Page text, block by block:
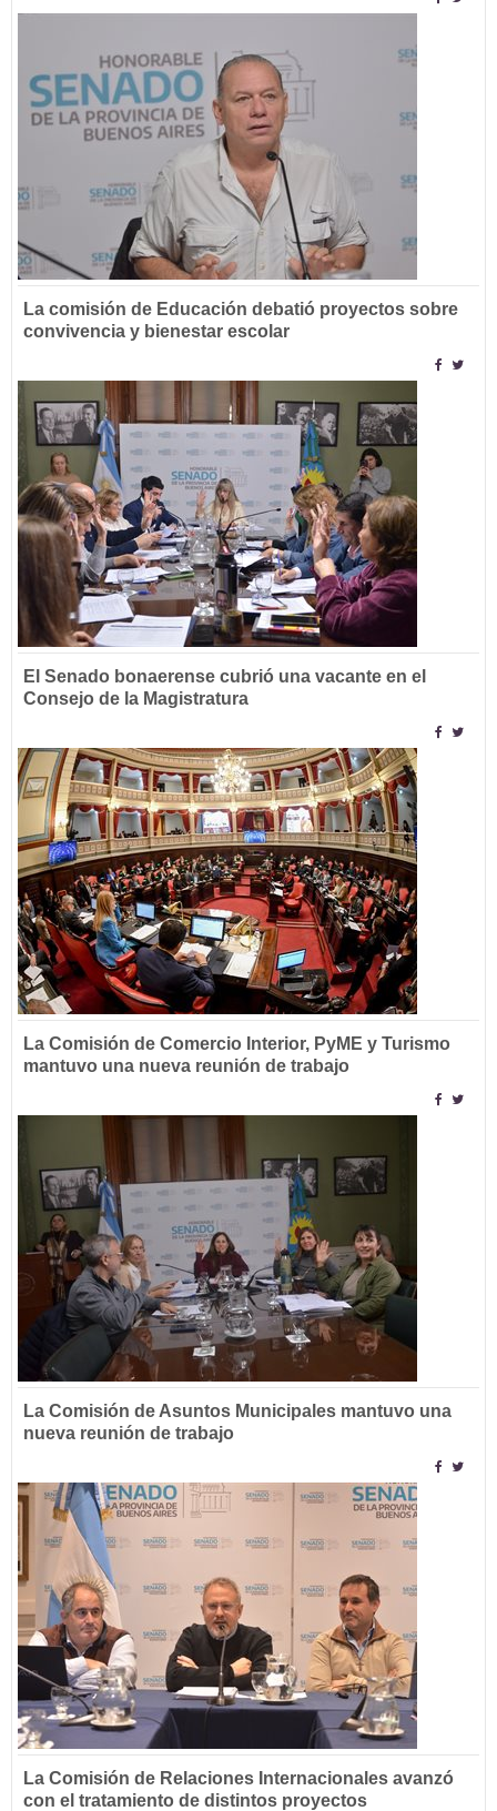
La comisión de Educación debatió proyectos sobre
convivencia y bienestar escolar
El Senado bonaerense cubrió una vacante en el
Consejo de la Magistratura
La Comisión de Comercio Interior, PyME y Turismo
mantuvo una nueva reunión de trabajo
La Comisión de Asuntos Municipales mantuvo una
nueva reunión de trabajo
La Comisión de Relaciones Internacionales avanzó
con el tratamiento de distintos proyectos